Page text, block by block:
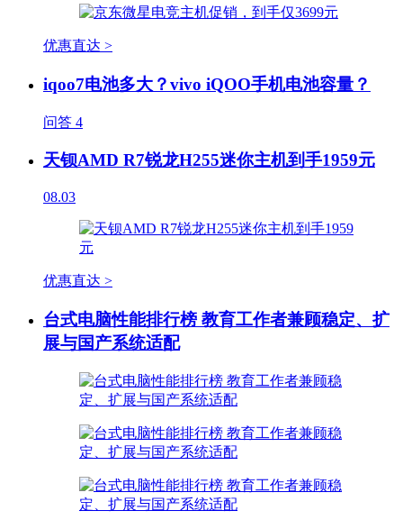
优惠直达 >
iqoo7电池多大？vivo iQOO手机电池容量？
问答 4
天钡AMD R7锐龙H255迷你主机到手1959元
08.03
优惠直达 >
台式电脑性能排行榜 教育工作者兼顾稳定、扩
展与国产系统适配